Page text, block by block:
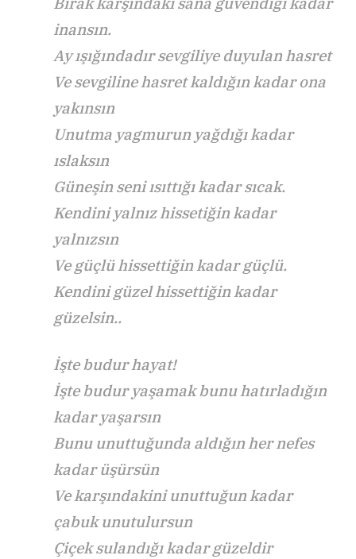
inansın.
Ay ışığındadır sevgiliye duyulan hasret
Ve sevgiline hasret kaldığın kadar ona
yakınsın
Unutma yagmurun yağdığı kadar
ıslaksın
Güneşin seni ısıttığı kadar sıcak.
Kendini yalnız hissetiğin kadar
yalnızsın
Ve güçlü hissettiğin kadar güçlü.
Kendini güzel hissettiğin kadar
güzelsin..
İşte budur hayat!
İşte budur yaşamak bunu hatırladığın
kadar yaşarsın
Bunu unuttuğunda aldığın her nefes
kadar üşürsün
Ve karşındakini unuttuğun kadar
çabuk unutulursun
Çiçek sulandığı kadar güzeldir